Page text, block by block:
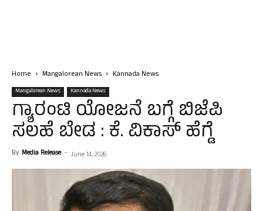
Home Mangalorean News Kannada News
Mangalorean News Kannada News
ಗ್ಯಾರಂಟಿ ಯೋಜನೆ ಬಗ್ಗೆ ಬಿಜೆಪಿ
ಸಲಹೆ ಬೇಡ : ಕೆ. ವಿಕಾಸ್ ಹೆಗ್ಡೆ
By Media Release - June 14, 2026